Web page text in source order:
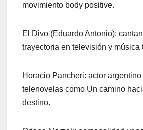
movimiento body positive.
El Divo (Eduardo Antonio):
trayectoria en televisión y música
Horacio Pancheri: actor
telenovelas como Un camino
destino.